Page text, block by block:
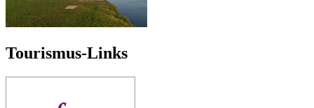
Tourismus-Links